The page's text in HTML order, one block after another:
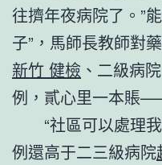
往擠年夜病院了。”
子”，馬師長教師對
新竹 健檢 、二級病
例，貳心里一本賬
“社區可以處理
例還高于二三級病院